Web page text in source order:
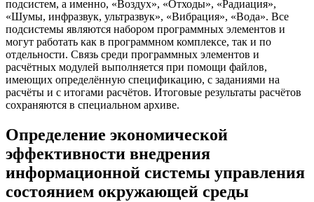
подсистем, а именно, «Воздух», «Отходы», «Радиация»,
«Шумы, инфразвук, ультразвук», «Вибрация», «Вода». Все
подсистемы являются набором программных элементов и
могут работать как в программном комплексе, так и по
отдельности. Связь среди программных элементов и
расчётных модулей выполняется при помощи файлов,
имеющих определённую спецификацию, с заданиями на
расчёты и с итогами расчётов. Итоговые результаты расчётов
сохраняются в специальном архиве.
Определение экономической
эффективности внедрения
информационной системы управления
состоянием окружающей среды